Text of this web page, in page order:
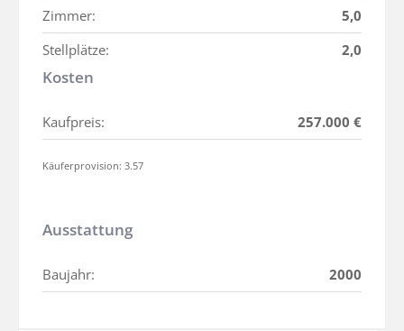
Zimmer:
5,0
Stellplätze:
2,0
Kosten
Kaufpreis: 257.000 €
Käuferprovision: 3.57
Ausstattung
Baujahr: 2000